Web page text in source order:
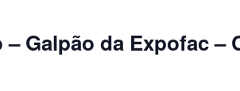
Galpão da Expofac –